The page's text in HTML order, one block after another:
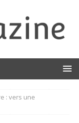
: vers une